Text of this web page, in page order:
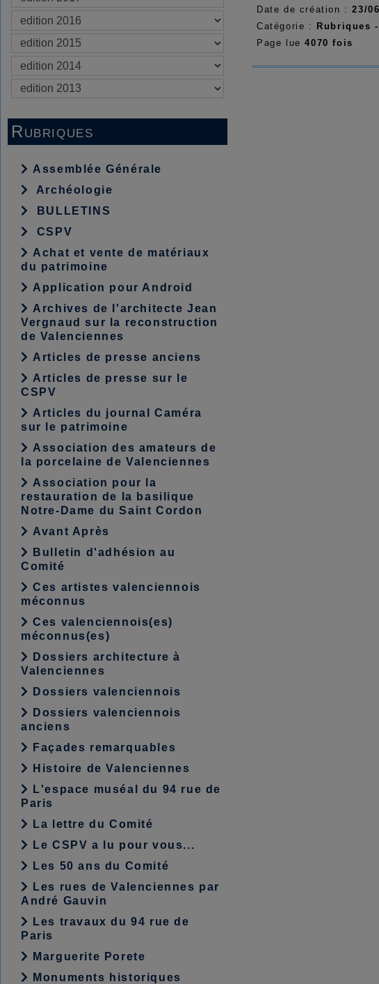
Rubriques
Assemblée Générale
Archéologie
BULLETINS
CSPV
Achat et vente de matériaux
du patrimoine
Application pour Android
Archives de l'architecte Jean
Vergnaud sur la reconstruction
de Valenciennes
Articles de presse anciens
Articles de presse sur le
CSPV
Articles du journal Caméra
sur le patrimoine
Association des amateurs de
la porcelaine de Valenciennes
Association pour la
restauration de la basilique
Notre-Dame du Saint Cordon
Avant Après
Bulletin d'adhésion au
Comité
Ces artistes valenciennois
méconnus
Ces valenciennois(es)
méconnus(es)
Dossiers architecture à
Valenciennes
Dossiers valenciennois
Dossiers valenciennois
anciens
Façades remarquables
Histoire de Valenciennes
L'espace muséal du 94 rue de
Paris
La lettre du Comité
Le CSPV a lu pour vous...
Les 50 ans du Comité
Les rues de Valenciennes par
André Gauvin
Les travaux du 94 rue de
Paris
Marguerite Porete
Monuments historiques
Date de création :23/
Catégorie :
Rubriques
Page lue4070 fois